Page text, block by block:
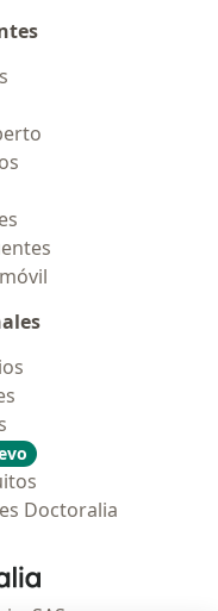
Doctoralia
- Página de inicio